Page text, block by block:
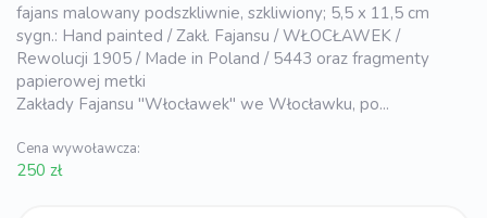
fajans malowany podszkliwnie, szkliwiony; 5,5 x 11,5 cm
sygn.: Hand painted / Zakł. Fajansu / WŁOCŁAWEK /
Rewolucji 1905 / Made in Poland / 5443 oraz fragmenty
papierowej metki
Zakłady Fajansu "Włocławek" we Włocławku, po...
Cena wywoławcza:
250 zł